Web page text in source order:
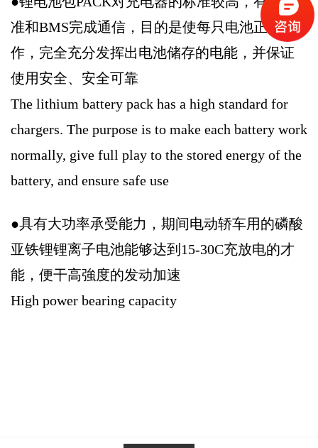
准和BMS完成通信，目的是使每只电池正常工
作，完全充分发挥出电池储存的电能，并保证
使用安全、安全可靠
The lithium battery pack has a high standard for
chargers. The purpose is to make each battery work
normally, give full play to the stored energy of the
battery, and ensure safe use
●具有大功率承受能力，期间电动轿车用的磷酸
亚铁锂锂离子电池能够达到15-30C充放电的才
能，便干高強度的发动加速
High power bearing capacity